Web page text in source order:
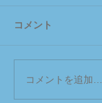
コメント
コメントを追加…